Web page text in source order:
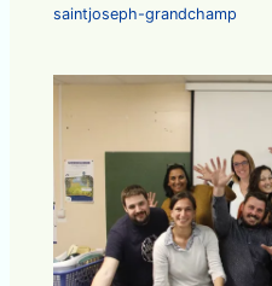
saintjoseph-grandchamp